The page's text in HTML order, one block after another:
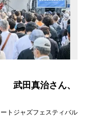
武田真治さん、
トジャズフェスティバル